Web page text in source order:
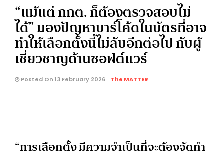
“แม้แต่ กกต. ก็ต้องตรวจสอบไม่
ได้” มองปัญหาบาร์โค้ดในบัตรที่อาจ
ทำให้เลือกตั้งนี้ไม่ลับอีกต่อไป กับผู้
เชี่ยวชาญด้านซอฟต์แวร์
Posted On 13 February 2026 The MATTER
“การเลือกตั้ง มีความจําเป็นที่จะต้องจัดทํา